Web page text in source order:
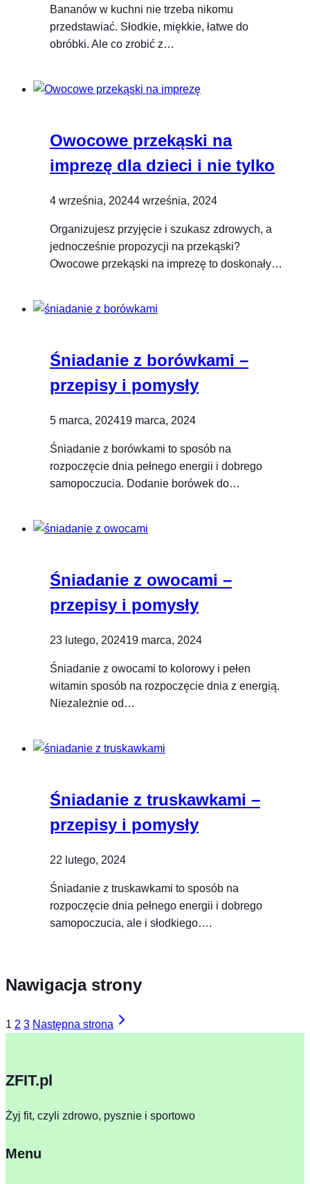
Bananów w kuchni nie trzeba nikomu
przedstawiać. Słodkie, miękkie, łatwe do
obróbki. Ale co zrobić z…
Owocowe przekąski na
imprezę dla dzieci i nie tylko
4 września, 20244 września, 2024
Organizujesz przyjęcie i szukasz zdrowych, a
jednocześnie propozycji na przekąski?
Owocowe przekąski na imprezę to doskonały…
Śniadanie z borówkami –
przepisy i pomysły
5 marca, 202419 marca, 2024
Śniadanie z borówkami to sposób na
rozpoczęcie dnia pełnego energii i dobrego
samopoczucia. Dodanie borówek do…
Śniadanie z owocami –
przepisy i pomysły
23 lutego, 202419 marca, 2024
Śniadanie z owocami to kolorowy i pełen
witamin sposób na rozpoczęcie dnia z energią.
Niezależnie od…
Śniadanie z truskawkami –
przepisy i pomysły
22 lutego, 2024
Śniadanie z truskawkami to sposób na
rozpoczęcie dnia pełnego energii i dobrego
samopoczucia, ale i słodkiego….
Nawigacja strony
1 2 3 Następna strona
ZFIT.pl
Żyj fit, czyli zdrowo, pysznie i sportowo
Menu